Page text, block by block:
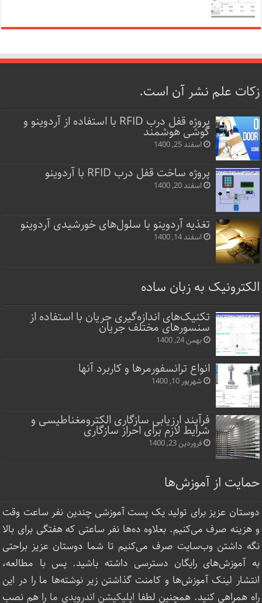
زکات علم نشر آن است.
پروژه قفل‌ درب RFID با استفاده از آردوینو و
گوشی هوشمند
اسفند 25, 1400
پروژه ساخت قفل‌ درب RFID با آردوینو
اسفند 20, 1400
تغذیه آردوینو با سلول‌های خورشیدی آردوینو
اسفند 14, 1400
الکترونیک به زبان ساده
تکنیک‌های اندازه‌گیری جریان با استفاده از
سنسورهای مختلف جریان
بهمن 24, 1400
انواع ترانسفورمرها و کاربرد آنها
شهریور 10, 1400
فرآیند ارزیابی سازگاری الکترومغناطیسی و
شرایط لازم برای احراز سازگاری
فروردین 23, 1400
حمایت از آموزش‌ها
دوستان عزیز برای تولید یک پست آموزشی چندین نفر ساعت‌ وقت
و هزینه صرف می‌کنیم. بعلاوه ده‌ها نفر ساعتی که هفتگی برای بالا
نگه داشتن وب‌سایت صرف ‌می‌کنیم تا شما دوستان عزیز براحتی
به آموزش‌های رایگان دسترسی داشته باشید. پس با مطالعه،
انتشار لینک‌ آموزش‌ها و کامنت گذاشتن زیر نوشته‌‌ها ما را در این
راه همراهی کنید. همچنین لطفا اپلیکیشن اندرویدی ما را هم نصب